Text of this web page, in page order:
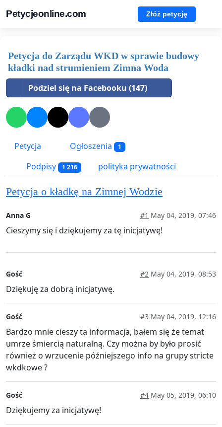
Petycjeonline.com Złóż petycję
Petycja do Zarządu WKD w sprawie budowy
kładki nad strumieniem Zimna Woda
Podziel się na Facebooku (147)
Petycja Ogłoszenia 1
Podpisy 1 216 polityka prywatności
Petycja o kładkę na Zimnej Wodzie
Anna G #1 May 04, 2019, 07:46
Cieszymy się i dziękujemy za tę inicjatywę!
Gość #2 May 04, 2019, 08:53
Dziękuję za dobrą inicjatywę.
Gość #3 May 04, 2019, 12:16
Bardzo mnie cieszy ta informacja, bałem się że temat
umrze śmiercią naturalną. Czy można by było prosić
również o wrzucenie późniejszego info na grupy stricte
wkdkowe ?
Gość #4 May 05, 2019, 06:10
Dziękujemy za inicjatywę!